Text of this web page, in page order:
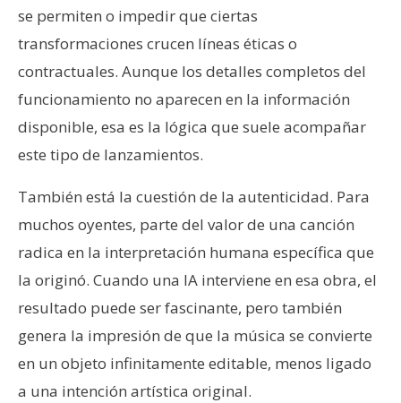
se permiten o impedir que ciertas
transformaciones crucen líneas éticas o
contractuales. Aunque los detalles completos del
funcionamiento no aparecen en la información
disponible, esa es la lógica que suele acompañar
este tipo de lanzamientos.
También está la cuestión de la autenticidad. Para
muchos oyentes, parte del valor de una canción
radica en la interpretación humana específica que
la originó. Cuando una IA interviene en esa obra, el
resultado puede ser fascinante, pero también
genera la impresión de que la música se convierte
en un objeto infinitamente editable, menos ligado
a una intención artística original.